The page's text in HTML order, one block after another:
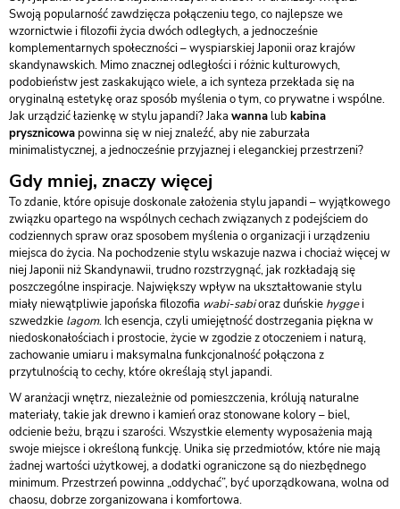
Swoją popularność zawdzięcza połączeniu tego, co najlepsze we
wzornictwie i filozofii życia dwóch odległych, a jednocześnie
komplementarnych społeczności – wyspiarskiej Japonii oraz krajów
skandynawskich. Mimo znacznej odległości i różnic kulturowych,
podobieństw jest zaskakująco wiele, a ich synteza przekłada się na
oryginalną estetykę oraz sposób myślenia o tym, co prywatne i wspólne.
Jak urządzić łazienkę w stylu japandi? Jaka wanna lub kabina
prysznicowa powinna się w niej znaleźć, aby nie zaburzała
minimalistycznej, a jednocześnie przyjaznej i eleganckiej przestrzeni?
Gdy mniej, znaczy więcej
To zdanie, które opisuje doskonale założenia stylu japandi – wyjątkowego
związku opartego na wspólnych cechach związanych z podejściem do
codziennych spraw oraz sposobem myślenia o organizacji i urządzeniu
miejsca do życia. Na pochodzenie stylu wskazuje nazwa i chociaż więcej w
niej Japonii niż Skandynawii, trudno rozstrzygnąć, jak rozkładają się
poszczególne inspiracje. Największy wpływ na ukształtowanie stylu
miały niewątpliwie japońska filozofia wabi-sabioraz duńskie hyggei
szwedzkie lagom. Ich esencja, czyli umiejętność dostrzegania piękna w
niedoskonałościach i prostocie, życie w zgodzie z otoczeniem i naturą,
zachowanie umiaru i maksymalna funkcjonalność połączona z
przytulnością to cechy, które określają styl japandi.
W aranżacji wnętrz, niezależnie od pomieszczenia, królują naturalne
materiały, takie jak drewno i kamień oraz stonowane kolory – biel,
odcienie beżu, brązu i szarości. Wszystkie elementy wyposażenia mają
swoje miejsce i określoną funkcję. Unika się przedmiotów, które nie mają
żadnej wartości użytkowej, a dodatki ograniczone są do niezbędnego
minimum. Przestrzeń powinna „oddychać”, być uporządkowana, wolna od
chaosu, dobrze zorganizowana i komfortowa.